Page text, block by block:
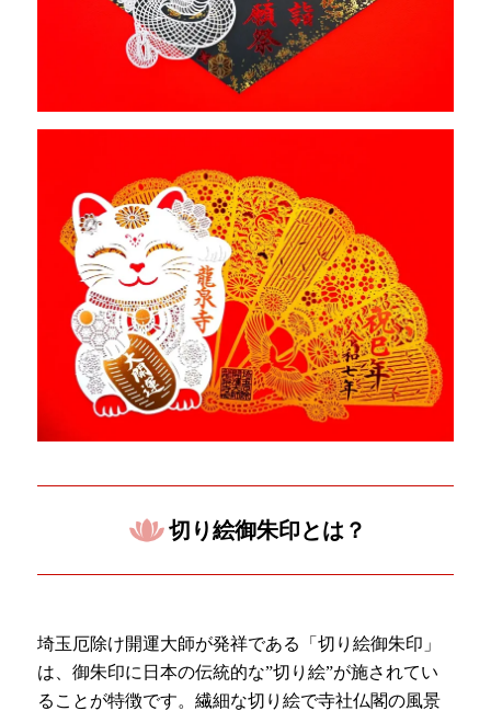
切り絵御朱印とは？
埼玉厄除け開運大師が発祥である「切り絵御朱印」
は、御朱印に日本の伝統的な”切り絵”が施されてい
ることが特徴です。繊細な切り絵で寺社仏閣の風景